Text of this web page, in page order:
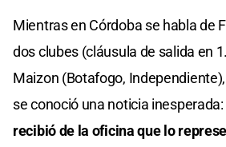
Mientras en Córdoba se habla de
dos clubes (cláusula de salida en
Maizon (Botafogo,
se conoció una noticia inesperada:
recibió de la oficina que lo